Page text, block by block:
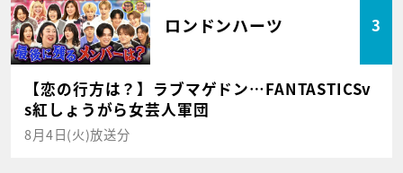
ロンドンハーツ 3
【恋の行方は？】ラブマゲドン…FANTASTICSv
s紅しょうがら女芸人軍団
8月4日(火)放送分